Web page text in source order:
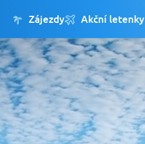
Zájezdy Akční letenky